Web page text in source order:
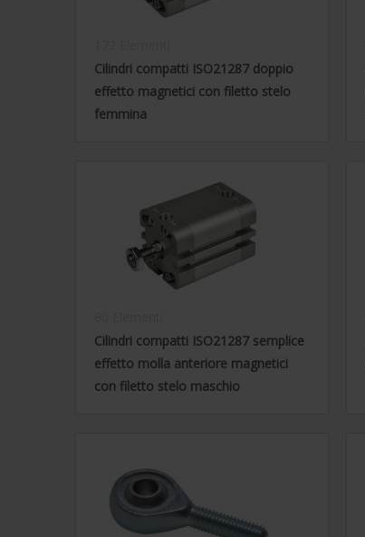
Cilindri compatti ISO21287 doppio
effetto magnetici con filetto stelo
femmina
Cilindri compatti ISO21287 semplice
effetto molla anteriore magnetici
con filetto stelo maschio